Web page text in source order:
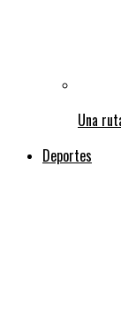
Una
Deportes